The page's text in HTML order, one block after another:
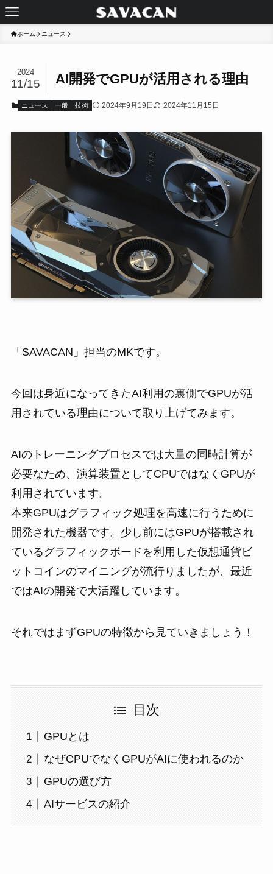
ホーム ニュース
AI開発でGPUが活用される理由
2024
11/15
ニュース 一般 技術 2024年9月19日 2024年11月15日
「SAVACAN」担当のMKです。
今回は身近になってきたAI利用の裏側でGPUが活
用されている理由について取り上げてみます。
AIのトレーニングプロセスでは大量の同時計算が
必要なため、演算装置としてCPUではなくGPUが
利用されています。
本来GPUはグラフィック処理を高速に行うために
開発された機器です。少し前にはGPUが搭載され
ているグラフィックボードを利用した仮想通貨ビ
ットコインのマイニングが流行りましたが、最近
ではAIの開発で大活躍しています。
それではまずGPUの特徴から見ていきましょう！
目次
GPUとは
なぜCPUでなくGPUがAIに使われるのか
GPUの選び方
AIサービスの紹介